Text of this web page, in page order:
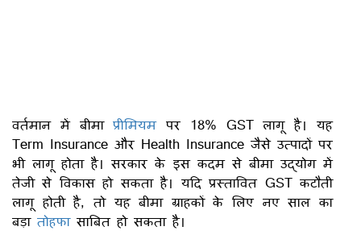
वर्तमान में बीमाप्रीमियमपर 18% GST लागू है। यह
Term Insurance और Health Insurance जैसे उत्पादों पर
भी लागू होता है। सरकार के इस कदम से बीमा उद्योग में
तेजी से विकास हो सकता है। यदि प्रस्तावित GST कटौती
लागू होती है, तो यह बीमा ग्राहकों के लिए नए साल का
बड़ा तोहफा साबित हो सकता है।